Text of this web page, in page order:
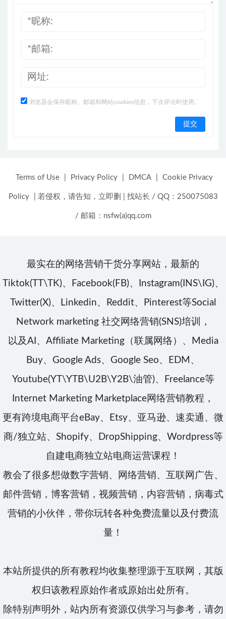
浏览器会保存昵称、邮箱和网站cookies信息，下次评论时使用。
Terms of Use Privacy Policy DMCA Cookie Privacy
Policy 若侵权，请告知，立即删 找站长 / QQ：250075083
/ 邮箱：nsfw(a)qq.com
最实在的网络营销干货分享网站，最新的
Tiktok(TT\TK)、Facebook(FB)、Instagram(INS\IG)、
Twitter(X)、Linkedin、Reddit、Pinterest等Social
Network marketing 社交网络营销(SNS)培训，
以及AI、Affiliate Marketing（联属网络）、Media
Buy、Google Ads、Google Seo、EDM、
Youtube(YT\YTB\U2B\Y2B\油管)、Freelance等
Internet Marketing Marketplace网络营销教程，
更有跨境电商平台eBay、Etsy、亚马逊、速卖通、微
商/独立站、Shopify、DropShipping、Wordpress等
自建电商独立站电商运营课程！
教会了很多想做数字营销、网络营销、互联网广告、
邮件营销，博客营销，视频营销，内容营销，病毒式
营销的小伙伴，带你玩转各种免费流量以及付费流
量！
本站所提供的所有教程均收集整理源于互联网，其版
权归该教程原始作者或原始出处所有。
除特别声明外，站内所有资源仅供学习与参考，请勿